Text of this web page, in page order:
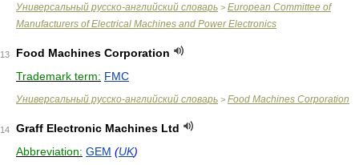
Универсальный русско-английский словарь > European Committee of
Manufacturers of Electrical Machines and Power Electronics
13
Food Machines Corporation
Trademark term: FMC
Универсальный русско-английский словарь > Food Machines Corporation
14
Graff Electronic Machines Ltd
Abbreviation: GEM (UK)